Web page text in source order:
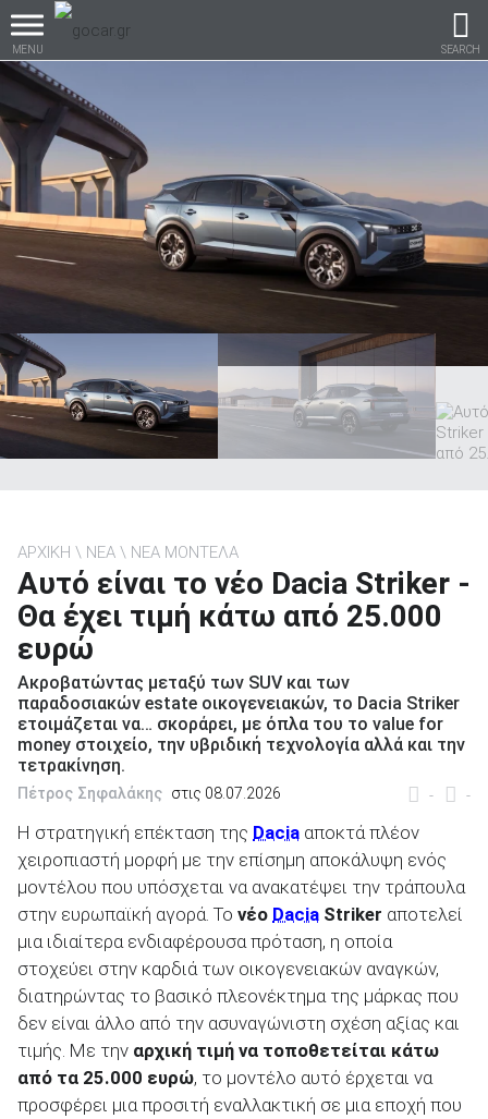
MENU SEARCH
Βρες τα πάντα για το
αυτοκίνητο!
βρες το!
Καινούρια
ΑΝΑΖΗΤΗΣΗ
Μεταχειρισμένα
ΑΝΑΖΗΤΗΣΗ
Επιχειρήσεις
ΑΝΑΖΗΤΗΣΗ
ΑΡΧΙΚΗ ΝΕΑ ΝΕΑ ΜΟΝΤΕΛΑ
Αυτό είναι το νέο Dacia Striker -
Θα έχει τιμή κάτω από 25.000
ευρώ
Ακροβατώντας μεταξύ των SUV και των
παραδοσιακών estate οικογενειακών, το Dacia Striker
ετοιμάζεται να… σκοράρει, με όπλα του το value for
money στοιχείο, την υβριδική τεχνολογία αλλά και την
τετρακίνηση.
- -
Πέτρος Σηφαλάκης στις 08.07.2026
Η στρατηγική επέκταση της Dacia αποκτά πλέον
χειροπιαστή μορφή με την επίσημη αποκάλυψη ενός
μοντέλου που υπόσχεται να ανακατέψει την τράπουλα
στην ευρωπαϊκή αγορά. Το νέο Dacia Striker αποτελεί
μια ιδιαίτερα ενδιαφέρουσα πρόταση, η οποία
στοχεύει στην καρδιά των οικογενειακών αναγκών,
διατηρώντας το βασικό πλεονέκτημα της μάρκας που
δεν είναι άλλο από την ασυναγώνιστη σχέση αξίας και
τιμής. Με την αρχική τιμή να τοποθετείται κάτω
από τα 25.000 ευρώ, το μοντέλο αυτό έρχεται να
προσφέρει μια προσιτή εναλλακτική σε μια εποχή που